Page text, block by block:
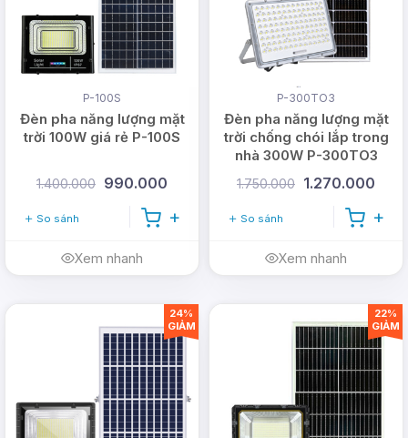
P-100S
Đèn pha năng lượng mặt
trời 100W giá rẻ P-100S
1.400.000 990.000
So sánh
Xem nhanh
P-300TO3
Đèn pha năng lượng mặt
trời chống chói lắp trong
nhà 300W P-300TO3
1.750.000 1.270.000
So sánh
Xem nhanh
24%
GIẢM
22%
GIẢM